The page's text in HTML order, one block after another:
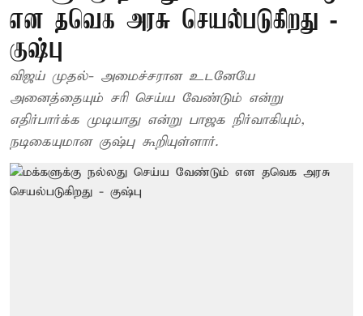
என தவெக அரசு செயல்படுகிறது -
குஷ்பு
விஜய் முதல்- அமைச்சரான உடனேயே
அனைத்தையும் சரி செய்ய வேண்டும் என்று
எதிர்பார்க்க முடியாது என்று பாஜக நிர்வாகியும்,
நடிகையுமான குஷ்பு கூறியுள்ளார்.